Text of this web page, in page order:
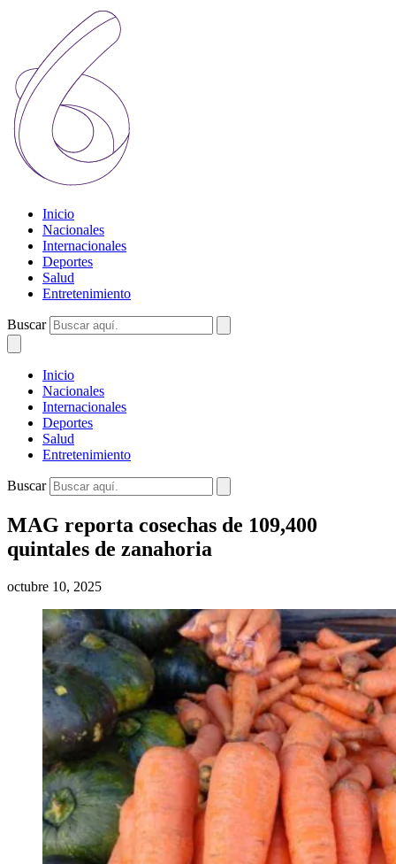
Inicio
Nacionales
Internacionales
Deportes
Salud
Entretenimiento
Buscar
Inicio
Nacionales
Internacionales
Deportes
Salud
Entretenimiento
Buscar
MAG reporta cosechas de 109,400
quintales de zanahoria
octubre 10, 2025